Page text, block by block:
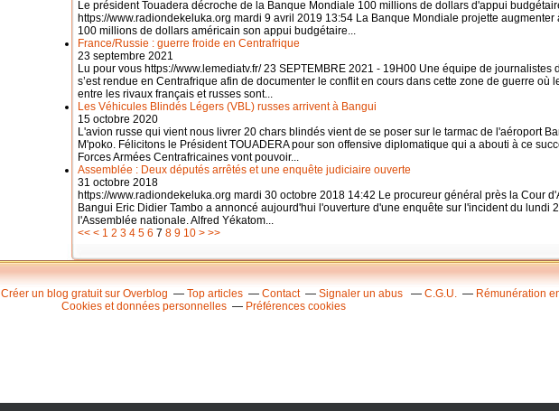
Le président Touadera décroche de la Banque Mondiale 100 millions de dollars d'appui
https://www.radiondekeluka.org mardi 9 avril 2019 13:54 La Banque Mondiale projette augmenter
100 millions de dollars américain son appui budgétaire...
France/Russie : guerre froide en Centrafrique
23 septembre 2021
Lu pour vous https://www.lemediatv.fr/ 23 SEPTEMBRE 2021 - 19H00 Une équipe de journalistes
s’est rendue en Centrafrique afin de documenter le conflit en cours dans cette zone de guerre où
entre les rivaux français et russes sont...
Les Véhicules Blindés Légers (VBL) russes arrivent à Bangui
15 octobre 2020
L'avion russe qui vient nous livrer 20 chars blindés vient de se poser sur le tarmac de l'aéroport
M'poko. Félicitons le Président TOUADERA pour son offensive diplomatique qui a abouti à ce
Forces Armées Centrafricaines vont pouvoir...
Assemblée : Deux députés arrêtés et une enquête judiciaire ouverte
31 octobre 2018
https://www.radiondekeluka.org mardi 30 octobre 2018 14:42 Le procureur général près la Cour
Bangui Eric Didier Tambo a annoncé aujourd'hui l'ouverture d'une enquête sur l'incident du lundi
l'Assemblée nationale. Alfred Yékatom...
<< < 1 2 3 4 5 6 7 8 9 10 20
30
40
50
60
70
80
90
100
200
300
400
500
600
700
800
900
1000
> >>
Créer un blog gratuit sur Overblog Top articles Contact Signaler un abus C.G.U. Rémunération
Cookies et données personnelles
Préférences cookies